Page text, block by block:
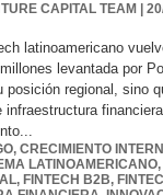
CAPITAL TEAM |
latinoamericano
levantada por
posición regional, sino
infraestructura
, CRECIMIENTO
LATINOAMERICANO,
, FINTECH B2B,